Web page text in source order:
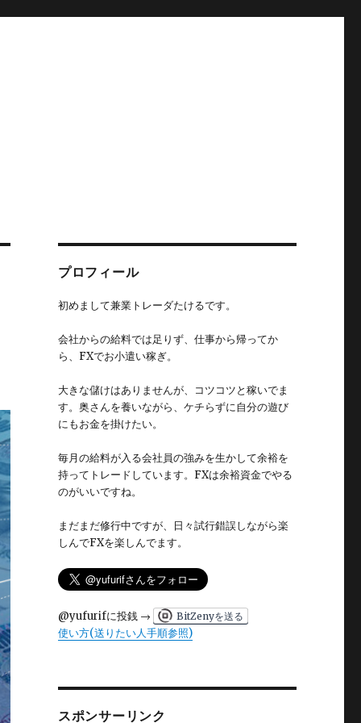
プロフィール
初めまして兼業トレーダたけるです。
会社からの給料では足りず、仕事から帰ってか
ら、FXでお小遣い稼ぎ。
大きな儲けはありませんが、コツコツと稼いでま
す。奥さんを養いながら、ケチらずに自分の遊び
にもお金を掛けたい。
毎月の給料が入る会社員の強みを生かして余裕を
持ってトレードしています。FXは余裕資金でやる
のがいいですね。
まだまだ修行中ですが、日々試行錯誤しながら楽
しんでFXを楽しんでます。
@yufurifに投銭 → BitZenyを送る
使い方(送りたい人手順参照)
スポンサーリンク